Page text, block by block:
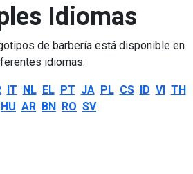
Idiomas
de barbería está disponible en
idiomas:
IT NL EL PT JA PL CS ID VI TH
HU AR BN RO SV